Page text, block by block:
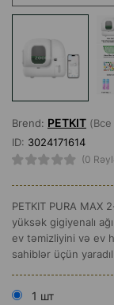
Brend: PETKIT
ID: 3024171614
(0
PETKIT PURA MAX
yüksək gigiyenalı
ev təmizliyini və ev
sahiblər üçün
1 шт